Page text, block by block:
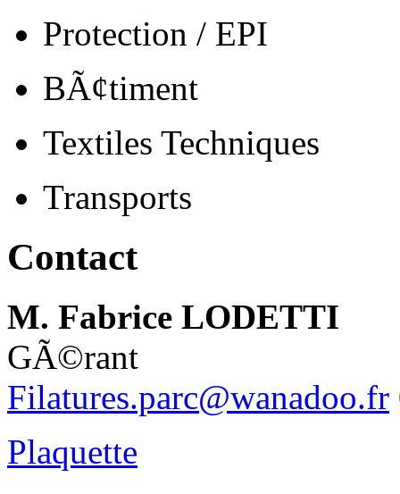
Protection / EPI
BÃ¢timent
Textiles Techniques
Transports
Contact
M. Fabrice LODETTI
GÃ©rant
Filatures.parc@wanadoo.fr
Plaquette